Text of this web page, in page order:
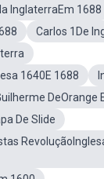
InglaterraEm 1688
Carlos 1De
1640E 1688
DeOrange
De Slide